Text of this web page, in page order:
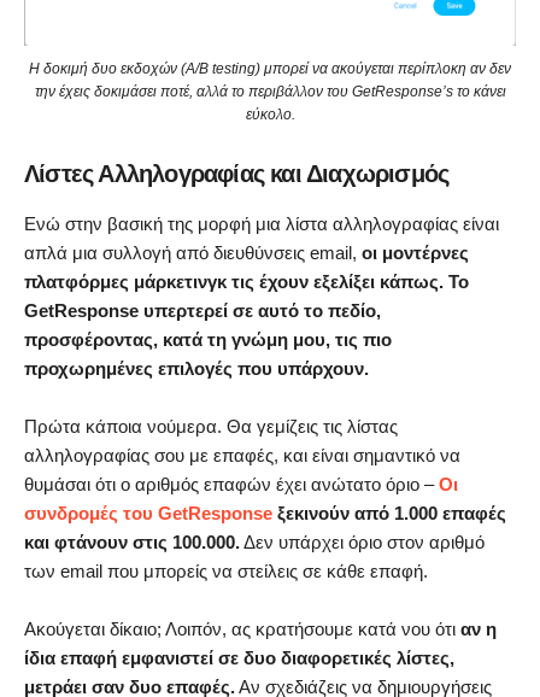
Η δοκιμή δυο εκδοχών (A/B testing) μπορεί να ακούγεται περίπλοκη αν δεν
την έχεις δοκιμάσει ποτέ, αλλά το περιβάλλον του GetResponse’s το κάνει
εύκολο.
Λίστες Αλληλογραφίας και Διαχωρισμός
Ενώ στην βασική της μορφή μια λίστα αλληλογραφίας είναι
απλά μια συλλογή από διευθύνσεις email, οι μοντέρνες
πλατφόρμες μάρκετινγκ τις έχουν εξελίξει κάπως. Το
GetResponse υπερτερεί σε αυτό το πεδίο,
προσφέροντας, κατά τη γνώμη μου, τις πιο
προχωρημένες επιλογές που υπάρχουν.
Πρώτα κάποια νούμερα. Θα γεμίζεις τις λίστας
αλληλογραφίας σου με επαφές, και είναι σημαντικό να
θυμάσαι ότι ο αριθμός επαφών έχει ανώτατο όριο –Οι
συνδρομές του GetResponse ξεκινούν από 1.000 επαφές
και φτάνουν στις 100.000.Δεν υπάρχει όριο στον αριθμό
των email που μπορείς να στείλεις σε κάθε επαφή.
Ακούγεται δίκαιο; Λοιπόν, ας κρατήσουμε κατά νου ότι αν η
ίδια επαφή εμφανιστεί σε δυο διαφορετικές λίστες,
μετράει σαν δυο επαφές.Αν σχεδιάζεις να δημιουργήσεις